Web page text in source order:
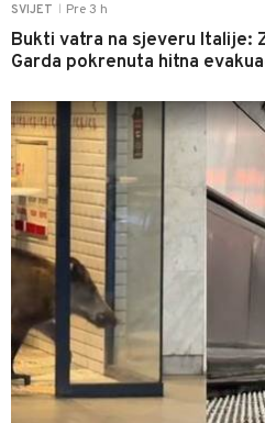
SVIJET Pre 3 h
Bukti vatra na sjeveru Italije:
Garda pokrenuta hitna